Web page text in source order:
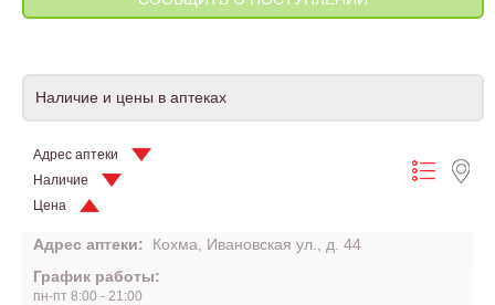
Наличие и цены в аптеках
Адрес аптеки
Наличие
Цена
Адрес аптеки:
Кохма, Ивановская ул., д. 44
График работы:
пн-пт 8:00 - 21:00